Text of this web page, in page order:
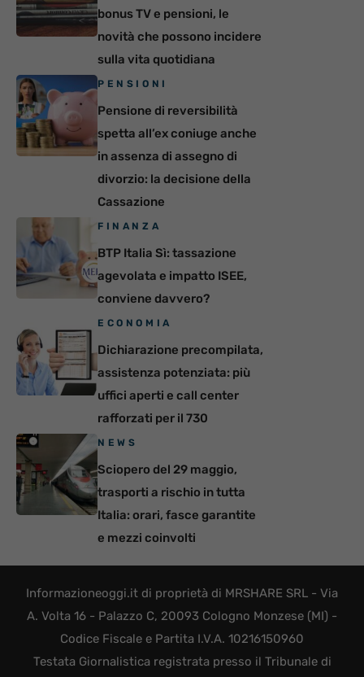
bonus TV e pensioni, le
novità che possono incidere
sulla vita quotidiana
PENSIONI
Pensione di reversibilità
spetta all’ex coniuge anche
in assenza di assegno di
divorzio: la decisione della
Cassazione
FINANZA
BTP Italia Sì: tassazione
agevolata e impatto ISEE,
conviene davvero?
ECONOMIA
Dichiarazione precompilata,
assistenza potenziata: più
uffici aperti e call center
rafforzati per il 730
NEWS
Sciopero del 29 maggio,
trasporti a rischio in tutta
Italia: orari, fasce garantite
e mezzi coinvolti
Informazioneoggi.it di proprietà di MRSHARE SRL - Via
A. Volta 16 - Palazzo C, 20093 Cologno Monzese (MI) -
Codice Fiscale e Partita I.V.A. 10216150960
Testata Giornalistica registrata presso il Tribunale di